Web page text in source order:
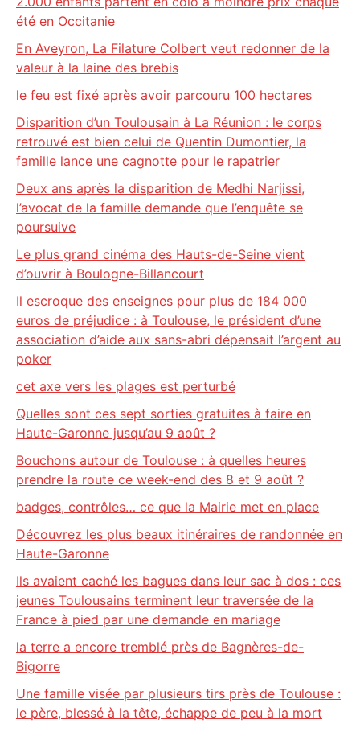
été en Occitanie
En Aveyron, La Filature Colbert veut redonner de la
valeur à la laine des brebis
le feu est fixé après avoir parcouru 100 hectares
Disparition d’un Toulousain à La Réunion : le corps
retrouvé est bien celui de Quentin Dumontier, la
famille lance une cagnotte pour le rapatrier
Deux ans après la disparition de Medhi Narjissi,
l’avocat de la famille demande que l’enquête se
poursuive
Le plus grand cinéma des Hauts-de-Seine vient
d’ouvrir à Boulogne-Billancourt
Il escroque des enseignes pour plus de 184 000
euros de préjudice : à Toulouse, le président d’une
association d’aide aux sans-abri dépensait l’argent au
poker
cet axe vers les plages est perturbé
Quelles sont ces sept sorties gratuites à faire en
Haute-Garonne jusqu’au 9 août ?
Bouchons autour de Toulouse : à quelles heures
prendre la route ce week-end des 8 et 9 août ?
badges, contrôles… ce que la Mairie met en place
Découvrez les plus beaux itinéraires de randonnée en
Haute-Garonne
Ils avaient caché les bagues dans leur sac à dos : ces
jeunes Toulousains terminent leur traversée de la
France à pied par une demande en mariage
la terre a encore tremblé près de Bagnères-de-
Bigorre
Une famille visée par plusieurs tirs près de Toulouse :
le père, blessé à la tête, échappe de peu à la mort